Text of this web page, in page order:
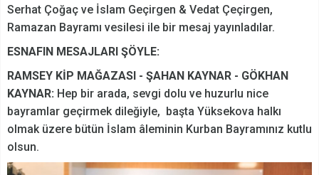
Serhat Çoğaç ve İslam Geçirgen & Vedat Çeçirgen,
Ramazan Bayramı vesilesi ile bir mesaj yayınladılar.
ESNAFIN MESAJLARI ŞÖYLE:
RAMSEY KİP MAĞAZASI - ŞAHAN KAYNAR - GÖKHAN
KAYNAR: Hep bir arada, sevgi dolu ve huzurlu nice
bayramlar geçirmek dileğiyle, başta Yüksekova halkı
olmak üzere bütün İslam âleminin Kurban Bayramınız kutlu
olsun.